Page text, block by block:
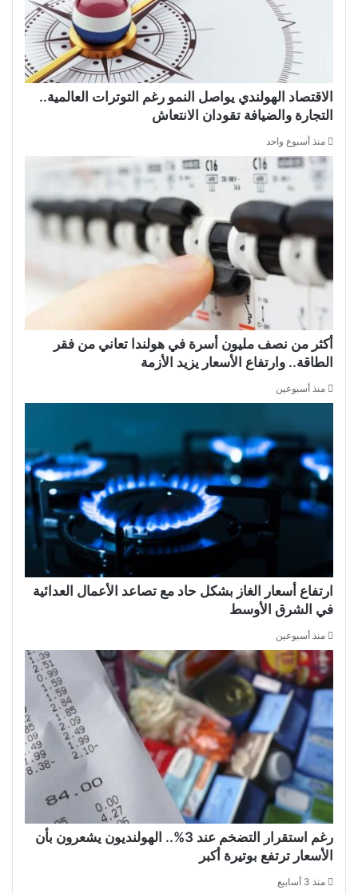
الاقتصاد الهولندي يواصل النمو رغم التوترات العالمية..
التجارة والضيافة تقودان الانتعاش
منذ أسبوع واحد
أكثر من نصف مليون أسرة في هولندا تعاني من فقر
الطاقة.. وارتفاع الأسعار يزيد الأزمة
منذ أسبوعين
ارتفاع أسعار الغاز بشكل حاد مع تصاعد الأعمال العدائية
في الشرق الأوسط
منذ أسبوعين
رغم استقرار التضخم عند 3%.. الهولنديون يشعرون بأن
الأسعار ترتفع بوتيرة أكبر
منذ 3 أسابيع